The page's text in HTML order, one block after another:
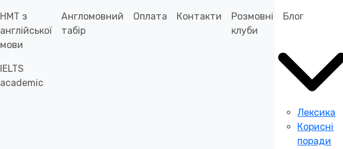
НМТ з
англійської
мови
IELTS
academic
Англомовний
табір
Оплата Контакти
Розмовні
клуби
Блог
Лексика
Корисні
поради